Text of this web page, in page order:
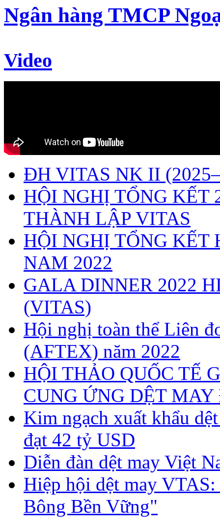
Ngân hàng TMCP
Video
ĐH VITAS NK II
HỘI NGHỊ TỔNG
THÀNH LẬP VITAS
HỘI NGHỊ TỔNG KẾT
NAM 2022
GALA DINNER 2022
(VITAS)
Hội nghị toàn thể Liên
(AFTEX) năm 2022
HỘI THẢO QUỐC TẾ
CUNG ỨNG DỆT
Kim ngạch xuất khẩu
đạt 42 tỷ USD
Diễn đàn dệt may Việt
Hiệp hội dệt may
Bông Bền Vững"